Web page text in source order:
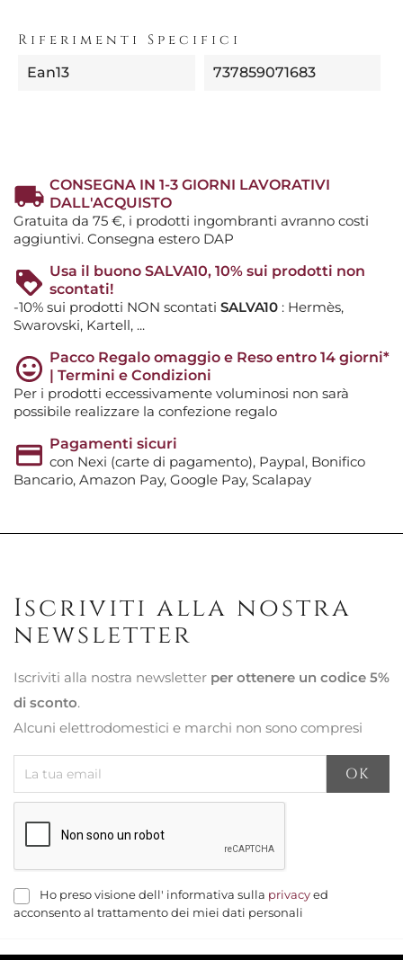
Riferimenti Specifici
Ean13 737859071683
CONSEGNA IN 1-3 GIORNI LAVORATIVI
DALL'ACQUISTO
Gratuita da 75 €, i prodotti ingombranti avranno costi
aggiuntivi. Consegna estero DAP
Usa il buono SALVA10, 10% sui prodotti non
scontati!
-10% sui prodotti NON scontati SALVA10 : Hermès,
Swarovski, Kartell, ...
Pacco Regalo omaggio e Reso entro 14 giorni*
| Termini e Condizioni
Per i prodotti eccessivamente voluminosi non sarà
possibile realizzare la confezione regalo
Pagamenti sicuri
con Nexi (carte di pagamento), Paypal, Bonifico
Bancario, Amazon Pay, Google Pay, Scalapay
Iscriviti alla nostra
newsletter
Iscriviti alla nostra newsletter per ottenere un codice 5%
di sconto.
Alcuni elettrodomestici e marchi non sono compresi
Ho preso visione dell' informativa sulla privacy ed
acconsento al trattamento dei miei dati personali